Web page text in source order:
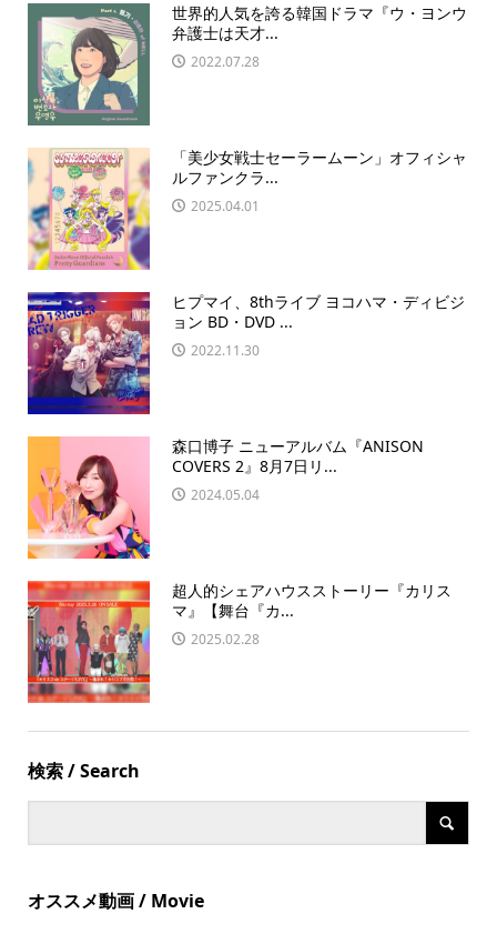
世界的人気を誇る韓国ドラマ『ウ・ヨンウ
弁護士は天才...
2022.07.28
「美少女戦士セーラームーン」オフィシャ
ルファンクラ...
2025.04.01
ヒプマイ、8thライブ ヨコハマ・ディビジ
ョン BD・DVD ...
2022.11.30
森口博子 ニューアルバム『ANISON
COVERS 2』8月7日リ...
2024.05.04
超人的シェアハウスストーリー『カリス
マ』【舞台『カ...
2025.02.28
検索 / Search
オススメ動画 / Movie